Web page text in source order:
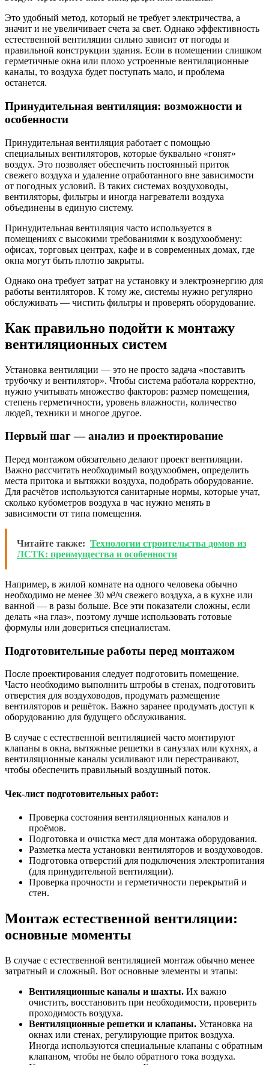
Это удобный метод, который не требует электричества, а
значит и не увеличивает счета за свет. Однако эффективность
естественной вентиляции сильно зависит от погоды и
правильной конструкции здания. Если в помещении слишком
герметичные окна или плохо устроенные вентиляционные
каналы, то воздуха будет поступать мало, и проблема
останется.
Принудительная вентиляция: возможности и
особенности
Принудительная вентиляция работает с помощью
специальных вентиляторов, которые буквально «гонят»
воздух. Это позволяет обеспечить постоянный приток
свежего воздуха и удаление отработанного вне зависимости
от погодных условий. В таких системах воздуховоды,
вентиляторы, фильтры и иногда нагреватели воздуха
объединены в единую систему.
Принудительная вентиляция часто используется в
помещениях с высокими требованиями к воздухообмену:
офисах, торговых центрах, кафе и в современных домах, где
окна могут быть плотно закрыты.
Однако она требует затрат на установку и электроэнергию для
работы вентиляторов. К тому же, системы нужно регулярно
обслуживать — чистить фильтры и проверять оборудование.
Как правильно подойти к монтажу
вентиляционных систем
Установка вентиляции — это не просто задача «поставить
трубочку и вентилятор». Чтобы система работала корректно,
нужно учитывать множество факторов: размер помещения,
степень герметичности, уровень влажности, количество
людей, техники и многое другое.
Первый шаг — анализ и проектирование
Перед монтажом обязательно делают проект вентиляции.
Важно рассчитать необходимый воздухообмен, определить
места притока и вытяжки воздуха, подобрать оборудование.
Для расчётов используются санитарные нормы, которые учат,
сколько кубометров воздуха в час нужно менять в
зависимости от типа помещения.
Читайте также: Технологии строительства домов из
ЛСТК: преимущества и особенности
Например, в жилой комнате на одного человека обычно
необходимо не менее 30 м³/ч свежего воздуха, а в кухне или
ванной — в разы больше. Все эти показатели сложны, если
делать «на глаз», поэтому лучше использовать готовые
формулы или довериться специалистам.
Подготовительные работы перед монтажом
После проектирования следует подготовить помещение.
Часто необходимо выполнить штробы в стенах, подготовить
отверстия для воздуховодов, продумать размещение
вентиляторов и решёток. Важно заранее продумать доступ к
оборудованию для будущего обслуживания.
В случае с естественной вентиляцией часто монтируют
клапаны в окна, вытяжные решетки в санузлах или кухнях, а
вентиляционные каналы усиливают или перестраивают,
чтобы обеспечить правильный воздушный поток.
Чек-лист подготовительных работ:
Проверка состояния вентиляционных каналов и
проёмов.
Подготовка и очистка мест для монтажа оборудования.
Разметка места установки вентиляторов и воздуховодов.
Подготовка отверстий для подключения электропитания
(для принудительной вентиляции).
Проверка прочности и герметичности перекрытий и
стен.
Монтаж естественной вентиляции:
основные моменты
В случае с естественной вентиляцией монтаж обычно менее
затратный и сложный. Вот основные элементы и этапы:
Вентиляционные каналы и шахты. Их важно
очистить, восстановить при необходимости, проверить
проходимость воздуха.
Вентиляционные решетки и клапаны. Установка на
окнах или стенах, регулирующие приток воздуха.
Иногда используются специальные клапаны с обратным
клапаном, чтобы не было обратного тока воздуха.